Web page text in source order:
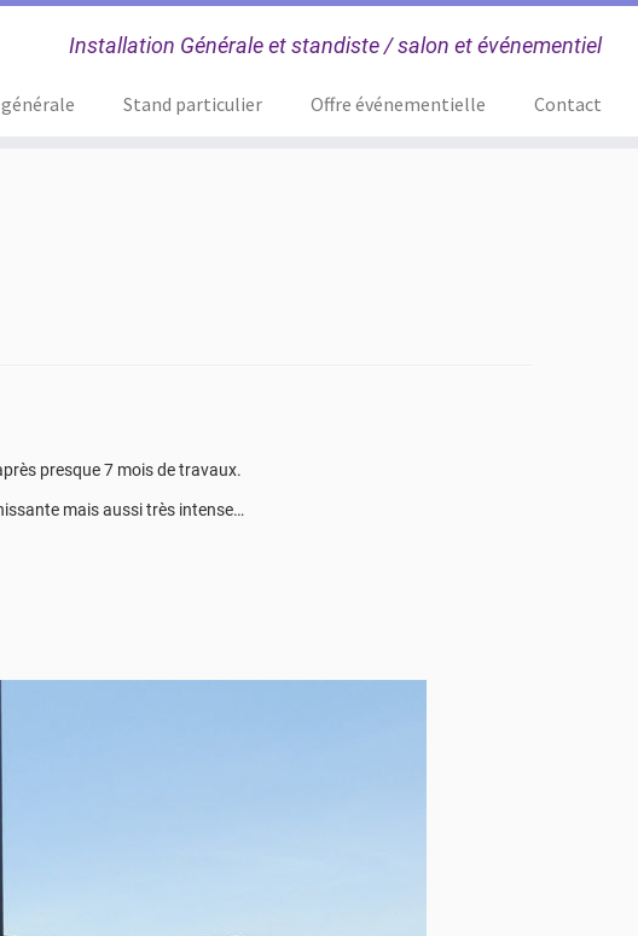
Installation Générale et standiste / salon et événementiel
Stand particulier Offre événementielle Contact
presque 7 mois de travaux.
mais aussi très intense…